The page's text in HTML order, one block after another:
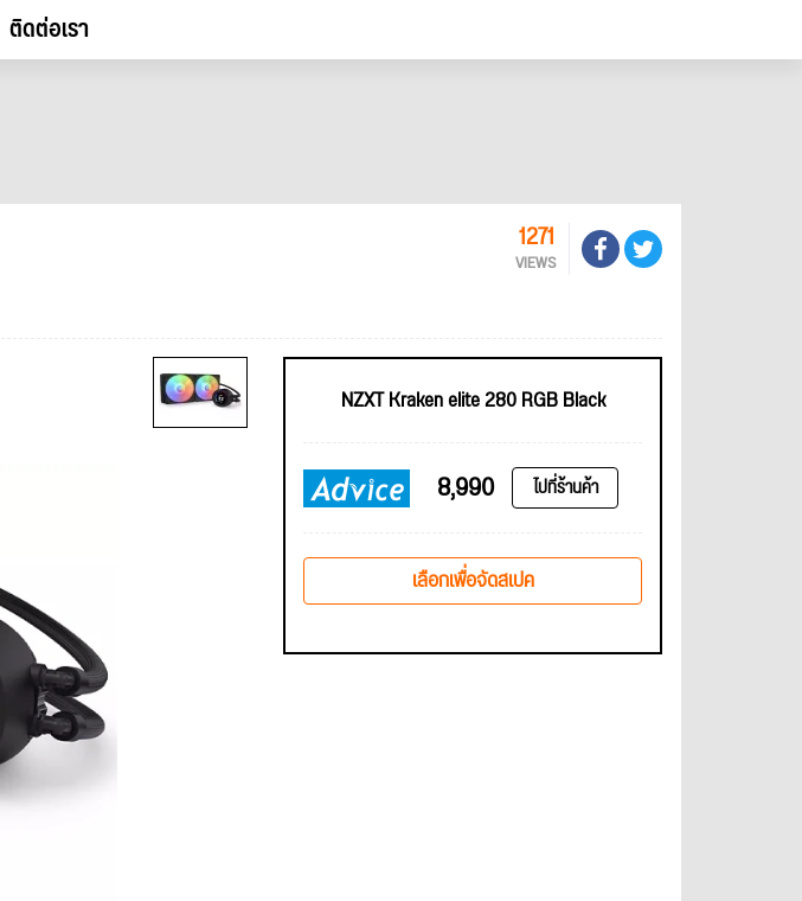
ติดต่อเรา
1271
VIEWS
NZXT Kraken elite 280 RGB Black
8,990 ไปที่ร้านค้า
เลือกเพื่อจัดสเปค